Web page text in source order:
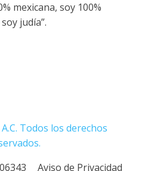
mexicana, soy 100%
judía”.
Todos los derechos
Aviso de Privacidad